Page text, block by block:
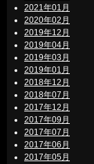
2021年01月
2020年02月
2019年12月
2019年04月
2019年03月
2019年01月
2018年12月
2018年07月
2017年12月
2017年09月
2017年07月
2017年06月
2017年05月